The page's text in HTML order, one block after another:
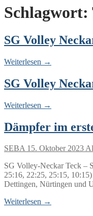
Schlagwort:
SG Volley
Weiterlesen →
SG Volley
Weiterlesen →
Dämpfer im
SEBA 15. Oktober 2023
SG Volley-Neckar Teck –
25:16, 22:25, 25:15,
Dettingen, Nürtingen und
Weiterlesen →